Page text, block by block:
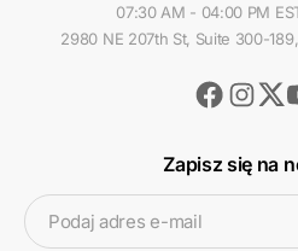
07:30 AM - 04:00 PM
2980 NE 207th St, Suite 300-
Facebook
Zapisz się na
Podaj adres e-mail